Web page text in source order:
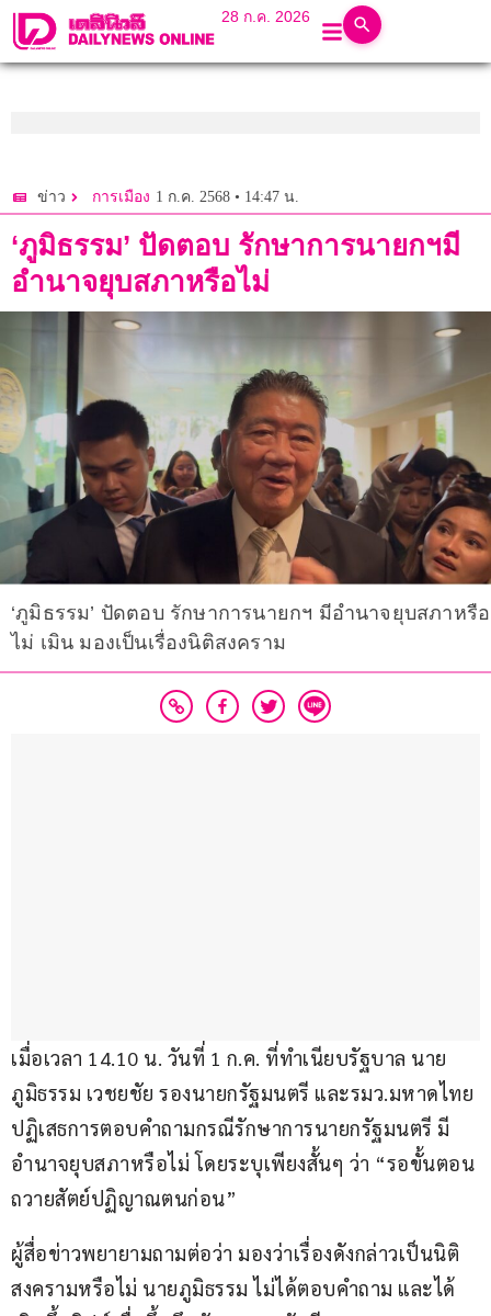
28 ก.ค. 2026
ข่าว การเมือง 1 ก.ค. 2568 • 14:47 น.
‘ภูมิธรรม’ ปัดตอบ รักษาการนายกฯมี
อำนาจยุบสภาหรือไม่
‘ภูมิธรรม’ ปัดตอบ รักษาการนายกฯ มีอำนาจยุบสภาหรือ
ไม่ เมิน มองเป็นเรื่องนิติสงคราม
เมื่อเวลา 14.10 น. วันที่ 1 ก.ค. ที่ทำเนียบรัฐบาล นาย
ภูมิธรรม เวชยชัย รองนายกรัฐมนตรี และรมว.มหาดไทย
ปฏิเสธการตอบคำถามกรณีรักษาการนายกรัฐมนตรี มี
อำนาจยุบสภาหรือไม่ โดยระบุเพียงสั้นๆ ว่า “รอขั้นตอน
ถวายสัตย์ปฏิญาณตนก่อน”
ผู้สื่อข่าวพยายามถามต่อว่า มองว่าเรื่องดังกล่าวเป็นนิติ
สงครามหรือไม่ นายภูมิธรรม ไม่ได้ตอบคำถาม และได้